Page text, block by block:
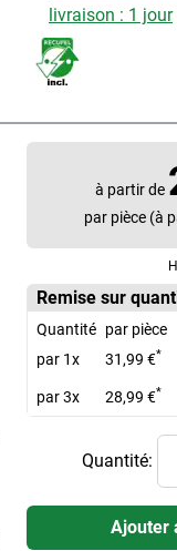
livraison : 1 jour
à partir de
par pièce (à
Remise sur
Quantité par pièce
par 1x
31,99 €*
par 3x 28,99 €*
Quantité:
Ajouter